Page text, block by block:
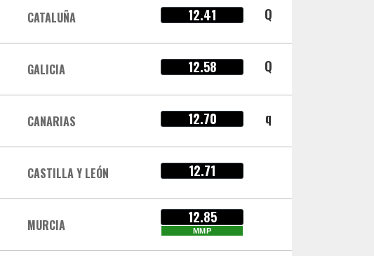
CATALUÑA 12.41 Q
GALICIA 12.58 Q
CANARIAS 12.70 q
CASTILLA Y LEÓN 12.71
MURCIA 12.85
MMP